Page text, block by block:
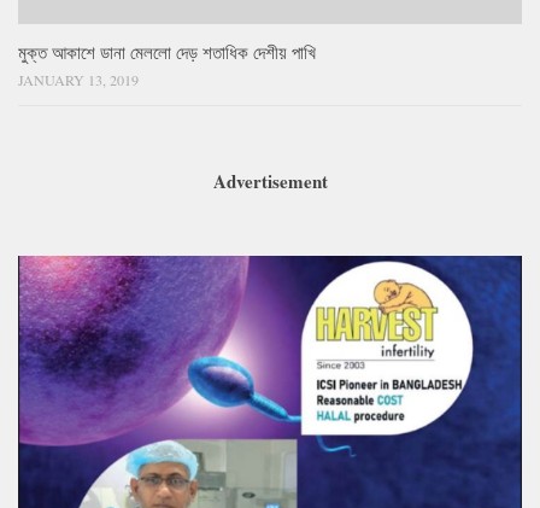
মুক্ত আকাশে ডানা মেললো দেড় শতাধিক দেশীয় পাখি
JANUARY 13, 2019
Advertisement